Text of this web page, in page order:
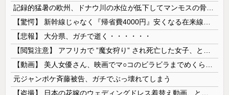
【悲報】 大分県、ガチで逝く・・・・・・
元ジャンポケ斉藤被告、ガチでぶっ壊れてしまう